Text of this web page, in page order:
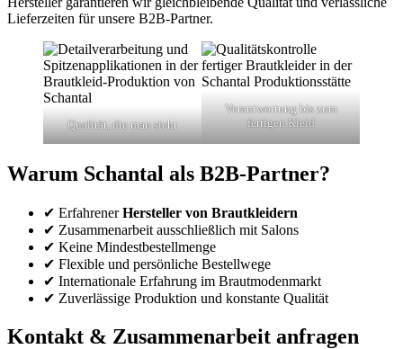
Lieferzeiten für unsere B2B-Partner.
Qualität, die man sieht
Verantwortung bis zum
fertigen Kleid
Warum Schantal als B2B-Partner?
✔ ErfahrenerHersteller von Brautkleidern
✔ Zusammenarbeit ausschließlich mit Salons
✔ Keine Mindestbestellmenge
✔ Flexible und persönliche Bestellwege
✔ Internationale Erfahrung im Brautmodenmarkt
✔ Zuverlässige Produktion und konstante Qualität
Kontakt & Zusammenarbeit anfragen